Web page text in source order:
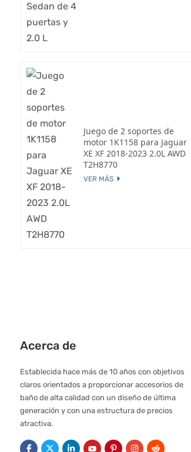
Juego de 2 soportes de
motor 1K1158 para Jaguar
XE XF 2018-2023 2.0L AWD
T2H8770
VER MÁS
Acerca de
Establecida hace más de 10 años con objetivos
claros orientados a proporcionar accesorios de
baño de alta calidad con un diseño de última
generación y con una estructura de precios
atractiva.